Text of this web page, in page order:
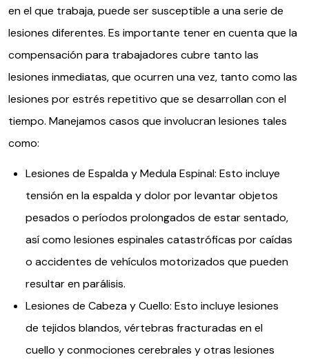
en el que trabaja, puede ser susceptible a una serie de
lesiones diferentes. Es importante tener en cuenta que la
compensación para trabajadores cubre tanto las
lesiones inmediatas, que ocurren una vez, tanto como las
lesiones por estrés repetitivo que se desarrollan con el
tiempo. Manejamos casos que involucran lesiones tales
como:
Lesiones de Espalda y Medula Espinal: Esto incluye
tensión en la espalda y dolor por levantar objetos
pesados ​​o períodos prolongados de estar sentado,
así como lesiones espinales catastróficas por caídas
o accidentes de vehículos motorizados que pueden
resultar en parálisis.
Lesiones de Cabeza y Cuello: Esto incluye lesiones
de tejidos blandos, vértebras fracturadas en el
cuello y conmociones cerebrales y otras lesiones